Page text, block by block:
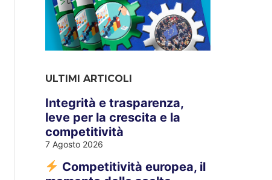
ULTIMI ARTICOLI
Integrità e trasparenza,
leve per la crescita e la
competitività
7 Agosto 2026
Competitività europea, il